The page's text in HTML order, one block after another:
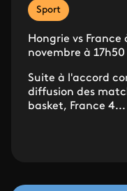
Sport
Hongrie vs
novembre à
Suite à l'accord
diffusion des
basket, France 4...